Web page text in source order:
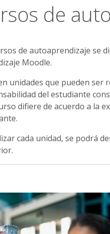
de
de autoaprendizaje se
Moodle.
unidades que pueden ser
del estudiante
difiere de acuerdo a la
cada unidad, se podrá